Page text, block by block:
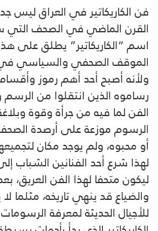
فن الكاريكاتير في العراق ليس
القرن الماضي في الصحف التي
اسم “الكاريكاتير” يطلق على
الموقف الصحفي والسياسي في
ولأنه أصبح أحد أهم رموز
رساموه الذين انتقلوا من
الفن لما فيه من جرأة وقوة
الرسوم موزعة على أرصدة
أو محبوه، ولم يوجد مكان
لهذا شرع أحد الفنانين الشباب
ليكون متحفا لهذا الفن العريق،
والضياع قد ينهي تاريخه، مثلما
للأجيال الحديثة لمعرفة